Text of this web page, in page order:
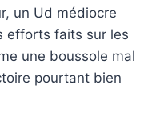
un Ud médiocre
efforts faits sur les
une boussole mal
pourtant bien